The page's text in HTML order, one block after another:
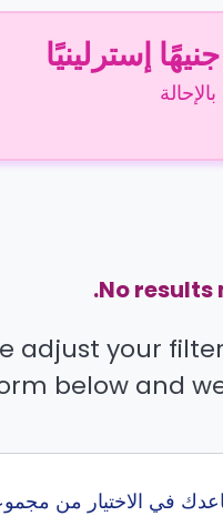
No results
adjust your
below and
في مع كاسيتا في اكثر من 0 جامعه.. نساعدك